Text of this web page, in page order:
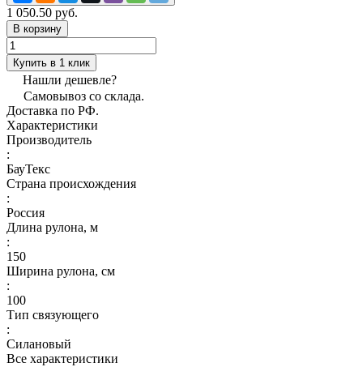
1 050.50 руб.
В корзину
Купить в 1 клик
Нашли дешевле?
Самовывоз со склада.
Доставка по РФ.
Характеристики
Производитель
:
БауТекс
Страна происхождения
:
Россия
Длина рулона, м
:
150
Ширина рулона, см
:
100
Тип связующего
:
Силановый
Все характеристики